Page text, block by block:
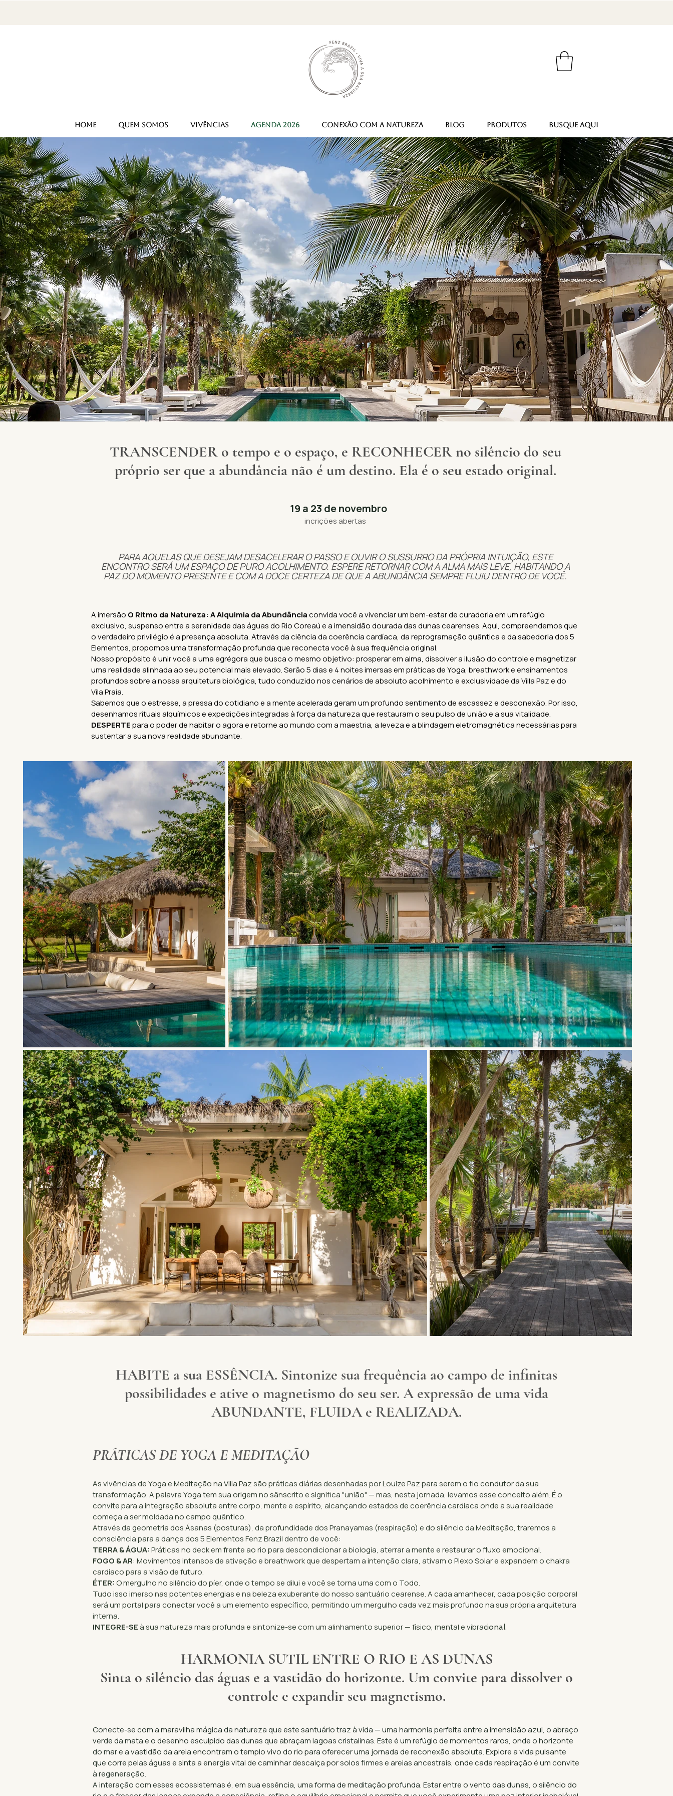
HOME QUEM SOMOS VIVÊNCIAS AGENDA 2026 CONEXÃO COM A NATUREZA BLOG PRODUTOS Busque aqui
TRANSCENDER o tempo e o espaço, e RECONHECER no silêncio do seu
próprio ser que a abundância não é um destino. Ela é o seu estado original.
19 a 23 de novembro
incrições abertas
PARA AQUELAS QUE DESEJAM DESACELERAR O PASSO E OUVIR O SUSSURRO DA PRÓPRIA INTUIÇÃO, ESTE
ENCONTRO SERÁ UM ESPAÇO DE PURO ACOLHIMENTO. ESPERE RETORNAR COM A ALMA MAIS LEVE, HABITANDO A
PAZ DO MOMENTO PRESENTE E COM A DOCE CERTEZA DE QUE A ABUNDÂNCIA SEMPRE FLUIU DENTRO DE VOCÊ.
A imersão O Ritmo da Natureza: A Alquimia da Abundânciaconvida você a vivenciar um bem-estar de curadoria em um refúgio
exclusivo, suspenso entre a serenidade das águas do Rio Coreaú e a imensidão dourada das dunas cearenses. Aqui, compreendemos que
o verdadeiro privilégio é a presença absoluta. Através da ciência da coerência cardíaca, da reprogramação quântica e da sabedoria dos 5
Elementos, propomos uma transformação profunda que reconecta você à sua frequência original.
Nosso propósito é unir você a uma egrégora que busca o mesmo objetivo: prosperar em alma, dissolver a ilusão do controle e magnetizar
uma realidade alinhada ao seu potencial mais elevado. Serão 5 dias e 4 noites imersas em práticas de Yoga, breathwork e ensinamentos
profundos sobre a nossa arquitetura biológica, tudo conduzido nos cenários de absoluto acolhimento e exclusividade da Villa Paz e do
Vila Praia.
Sabemos que o estresse, a pressa do cotidiano e a mente acelerada geram um profundo sentimento de escassez e desconexão. Por isso,
desenhamos rituais alquímicos e expedições integradas à força da natureza que restauram o seu pulso de união e a sua vitalidade.
DESPERTEpara o poder de habitar o agora e retorne ao mundo com a maestria, a leveza e a blindagem eletromagnética necessárias para
sustentar a sua nova realidade abundante.
HABITE a sua ESSÊNCIA. Sintonize sua frequência ao campo de infinitas
possibilidades e ative o magnetismo do seu ser. A expressão de uma vida
ABUNDANTE, FLUIDA e REALIZADA.
PRÁTICAS DE YOGA E MEDITAÇÃO
As vivências de Yoga e Meditação na Villa Paz são práticas diárias desenhadas por Louize Paz para serem o fio condutor da sua
transformação. A palavra Yoga tem sua origem no sânscrito e significa "união" — mas, nesta jornada, levamos esse conceito além. É o
convite para a integração absoluta entre corpo, mente e espírito, alcançando estados de coerência cardíaca onde a sua realidade
começa a ser moldada no campo quântico.
Através da geometria dos Ásanas (posturas), da profundidade dos Pranayamas (respiração) e do silêncio da Meditação, traremos a
consciência para a dança dos 5 Elementos Fenz Brazil dentro de você:
TERRA & ÁGUA:Práticas no deck em frente ao rio para descondicionar a biologia, aterrar a mente e restaurar o fluxo emocional.
FOGO & AR: Movimentos intensos de ativação e breathwork que despertam a intenção clara, ativam o Plexo Solar e expandem o chakra
cardíaco para a visão de futuro.
ÉTER:O mergulho no silêncio do píer, onde o tempo se dilui e você se torna uma com o Todo.
Tudo isso imerso nas potentes energias e na beleza exuberante do nosso santuário cearense. A cada amanhecer, cada posição corporal
será um portal para conectar você a um elemento específico, permitindo um mergulho cada vez mais profundo na sua própria arquitetura
interna.
INTEGRE-SEà sua natureza mais profunda e sintonize-se com um alinhamento superior — físico, mental e vibracional.
HARMONIA SUTIL ENTRE O RIO E AS DUNAS
Sinta o silêncio das águas e a vastidão do horizonte. Um convite para dissolver o
controle e expandir seu magnetismo.
Conecte-se com a maravilha mágica da natureza que este santuário traz à vida — uma harmonia perfeita entre a imensidão azul, o abraço
verde da mata e o desenho esculpido das dunas que abraçam lagoas cristalinas. Este é um refúgio de momentos raros, onde o horizonte
do mar e a vastidão da areia encontram o templo vivo do rio para oferecer uma jornada de reconexão absoluta. Explore a vida pulsante
que corre pelas águas e sinta a energia vital de caminhar descalça por solos firmes e areias ancestrais, onde cada respiração é um convite
à regeneração.
A interação com esses ecossistemas é, em sua essência, uma forma de meditação profunda. Estar entre o vento das dunas, o silêncio do